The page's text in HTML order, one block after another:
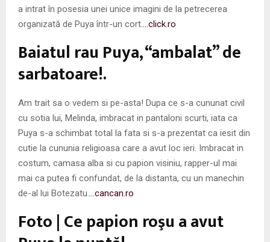
a intrat în posesia unei unice imagini de la petrecerea
organizată de Puya într-un cort.
…click.ro
Baiatul rau Puya, “ambalat” de
sarbatoare!.
Am trait sa o vedem si pe-asta! Dupa ce s-a cununat civil
cu sotia lui, Melinda, imbracat in pantaloni scurti, iata ca
Puya s-a schimbat total la fata si s-a prezentat ca iesit din
cutie la cununia religioasa care a avut loc ieri. Imbracat in
costum, camasa alba si cu papion visiniu, rapper-ul mai
mai ca putea fi confundat, de la distanta, cu un manechin
de-al lui Botezatu.
…cancan.ro
Foto | Ce papion roşu a avut